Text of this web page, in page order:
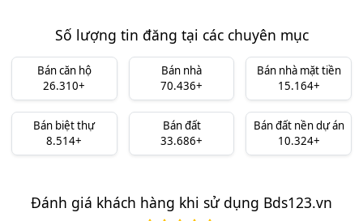
Số lượng tin đăng tại các chuyên mục
Bán căn hộ
26.310+
Bán nhà
70.436+
Bán nhà mặt tiền
15.164+
Bán biệt thự
8.514+
Bán đất
33.686+
Bán đất nền dự án
10.324+
Đánh giá khách hàng khi sử dụng Bds123.vn